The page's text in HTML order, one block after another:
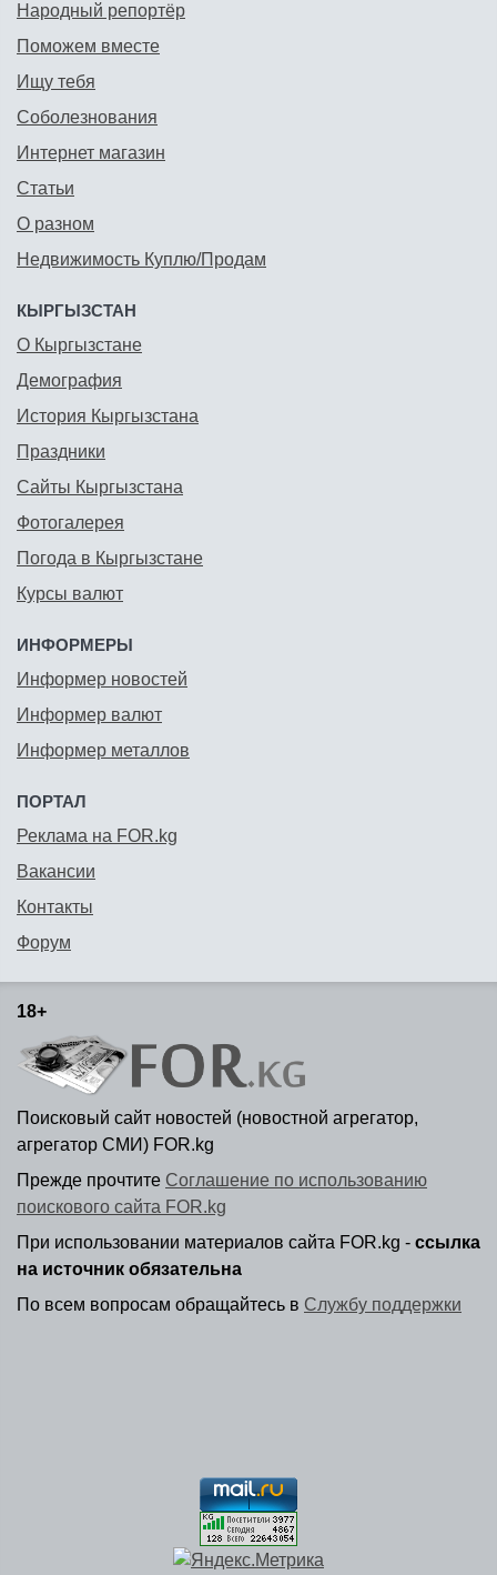
Народный репортёр
Поможем вместе
Ищу тебя
Соболезнования
Интернет магазин
Статьи
О разном
Недвижимость Куплю/Продам
КЫРГЫЗСТАН
О Кыргызстане
Демография
История Кыргызстана
Праздники
Сайты Кыргызстана
Фотогалерея
Погода в Кыргызстане
Курсы валют
ИНФОРМЕРЫ
Информер новостей
Информер валют
Информер металлов
ПОРТАЛ
Реклама на FOR.kg
Вакансии
Контакты
Форум
18+
Поисковый сайт новостей (новостной агрегатор,
агрегатор СМИ) FOR.kg
Прежде прочтите Соглашение по использованию
поискового сайта FOR.kg
При использовании материалов сайта FOR.kg - ссылка
на источник обязательна
По всем вопросам обращайтесь в Службу поддержки